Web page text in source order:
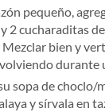
pequeño,
2 cucharaditas
Mezclar bien y
durante
sopa de choclo/
y sírvala en